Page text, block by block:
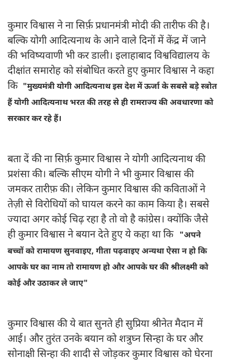
कुमार विश्वास ने ना सिर्फ़ प्रधानमंत्री मोदी की तारीफ की है।
बल्कि योगी आदित्यनाथ के आने वाले दिनों में केंद्र में जाने
की भविष्यवाणी भी कर डाली। इलाहाबाद विश्वविद्यालय के
दीक्षांत समारोह को संबोधित करते हुए कुमार विश्वास ने कहा
कि "मुख्यमंत्री योगी आदित्यनाथ इस देश में ऊर्जा के सबसे बड़े स्त्रोत
हैं योगी आदित्यनाथ भरत की तरह से ही रामराज्य की अवधारणा को
सरकार कर रहे हैं।
बता दें की ना सिर्फ़ कुमार विश्वास ने योगी आदित्यनाथ की
प्रशंसा की। बल्कि सीएम योगी ने भी कुमार विश्वास की
जमकर तारीफ़ की। लेकिन कुमार विश्वास की कविताओं ने
तेज़ी से विरोधियों को घायल करने का काम किया है। सबसे
ज्यादा अगर कोई चिढ़ रहा है तो वो है कांग्रेस। क्योंकि जैसे
ही कुमार विश्वास ने बयान देते हुए ये कहा था कि "अपने
बच्चों को रामायण सुनवाइए, गीता पढ़वाइए अन्यथा ऐसा न हो कि
आपके घर का नाम तो रामायण हो और आपके घर की श्रीलक्ष्मी को
कोई और उठाकर ले जाए"
कुमार विश्वास की ये बात सुनते ही सुप्रिया श्रीनेत मैदान में
आई। और तुरंत उनके बयान को शत्रुघ्न सिन्हा के घर और
सोनाक्षी सिन्हा की शादी से जोड़कर कुमार विश्वास को घेरना